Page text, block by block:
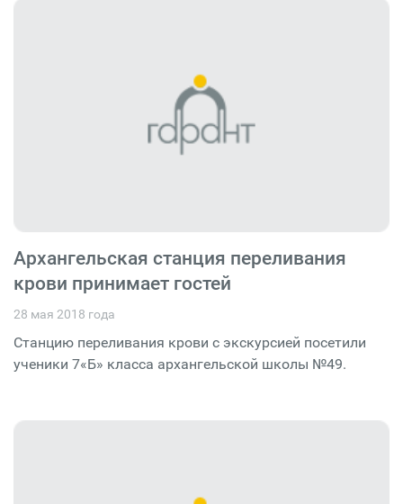
Архангельская станция переливания
крови принимает гостей
28 мая 2018 года
Станцию переливания крови с экскурсией посетили
ученики 7«Б» класса архангельской школы №49.